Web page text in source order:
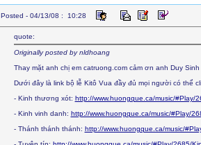
Posted - 04/13/08 : 10:28
quote:
Originally posted by nldhoang
Thay mặt anh chị em catruong.com cảm ơn anh Duy
Dưới đây là link bộ lễ Kitô Vua đầy đủ mọi người có thể
- Kinh thương xót: http://www.huongque.ca/music/#Play/
- Kinh vinh danh: http://www.huongque.ca/music/#Play/
- Thánh thánh thánh: http://www.huongque.ca/music/